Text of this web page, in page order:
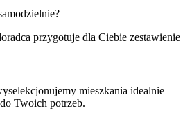
przygotuje dla Ciebie zestawienie
mieszkania idealnie
Twoich potrzeb.